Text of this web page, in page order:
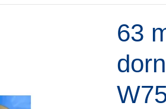
63